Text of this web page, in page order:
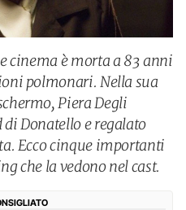
cinema è morta a 83 anni
polmonari. Nella sua
Piera Degli
Donatello e regalato
Ecco cinque importanti
che la vedono nel cast.